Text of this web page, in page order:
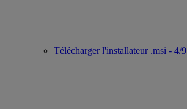
Télécharger l'installateur .msi - 4/9